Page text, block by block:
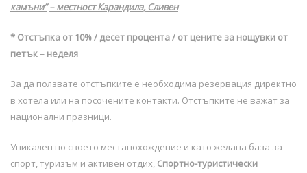
камъни” – местност Карандила, Сливен
* Отстъпка от 10% / десет процента / от цените за нощувки от
петък – неделя
За да ползвате отстъпките е необходима резервация директно
в хотела или на посочените контакти. Отстъпките не важат за
национални празници.
Уникален по своето местанохождение и като желана база за
спорт, туризъм и активен отдих, Спортно-туристически